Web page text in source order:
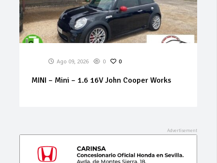
Ago 09, 2026 0 0
MINI – Mini – 1.6 16V John Cooper Works